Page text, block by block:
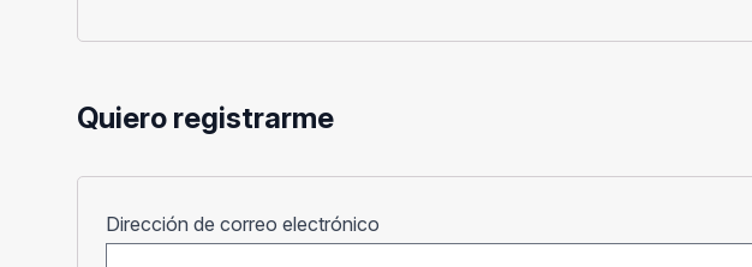
Quiero registrarme
Dirección de correo electrónico